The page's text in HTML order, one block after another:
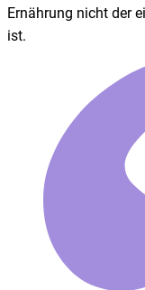
Ernährung nicht der
ist.